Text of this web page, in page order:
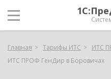
Главная Тарифы ИТС
ИТС
ИТС ПРОФ ГенДир в Боровичах